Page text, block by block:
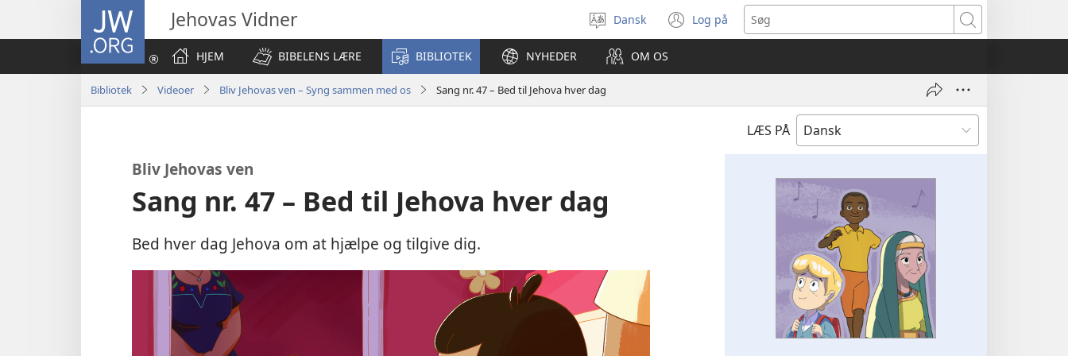
JW.ORG Jehovas Vidner
Vælg
sprog
Dansk Log på
(åbner
nyt
Søg
HJEM
BIBELENS LÆRE BIBLIOTEK NYHEDER OM OS
Bibliotek Videoer Bliv Jehovas ven – Syng sammen med os Sang nr. 47 – Bed til Jehova hver dag
LÆS PÅ
Bliv Jehovas ven
Sang nr. 47 – Bed til Jehova hver dag
Bed hver dag Jehova om at hjælpe og tilgive dig.